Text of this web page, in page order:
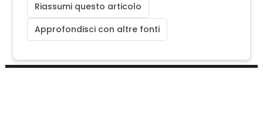
Riassumi questo articolo
Approfondisci con altre fonti